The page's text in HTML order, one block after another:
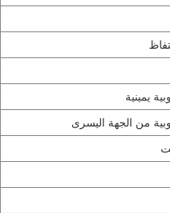
يمينية
من الجهة اليسرى